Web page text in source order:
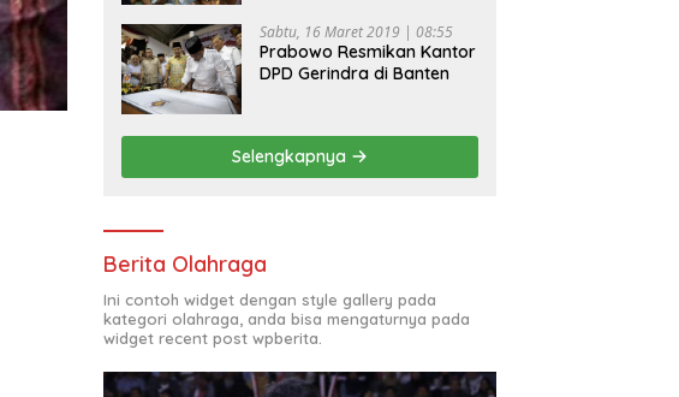
Sabtu, 16 Maret 2019 | 08:55
Prabowo Resmikan Kantor
DPD Gerindra di Banten
Selengkapnya
Berita Olahraga
Ini contoh widget dengan style gallery pada
kategori olahraga, anda bisa mengaturnya pada
widget recent post wpberita.